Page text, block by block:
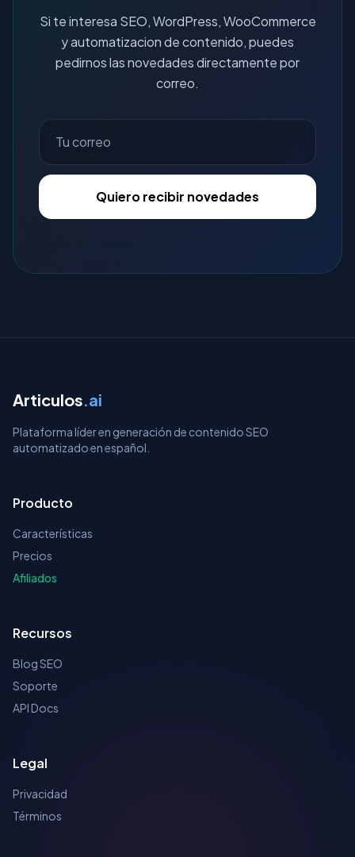
Si te interesa SEO, WordPress, WooCommerce
y automatizacion de contenido, puedes
pedirnos las novedades directamente por
correo.
Quiero recibir novedades
Articulos.ai
Plataforma líder en generación de contenido SEO
automatizado en español.
Producto
Características
Precios
Afiliados
Recursos
Blog SEO
Soporte
API Docs
Legal
Privacidad
Términos